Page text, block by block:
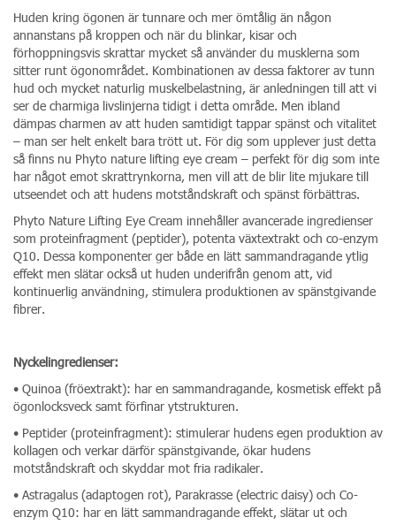
Huden kring ögonen är tunnare och mer ömtålig än någon
annanstans på kroppen och när du blinkar, kisar och
förhoppningsvis skrattar mycket så använder du musklerna som
sitter runt ögonområdet. Kombinationen av dessa faktorer av tunn
hud och mycket naturlig muskelbelastning, är anledningen till att vi
ser de charmiga livslinjerna tidigt i detta område. Men ibland
dämpas charmen av att huden samtidigt tappar spänst och vitalitet
– man ser helt enkelt bara trött ut. För dig som upplever just detta
så finns nu Phyto nature lifting eye cream – perfekt för dig som inte
har något emot skrattrynkorna, men vill att de blir lite mjukare till
utseendet och att hudens motståndskraft och spänst förbättras.
Phyto Nature Lifting Eye Cream innehåller avancerade ingredienser
som proteinfragment (peptider), potenta växtextrakt och co-enzym
Q10. Dessa komponenter ger både en lätt sammandragande ytlig
effekt men slätar också ut huden underifrån genom att, vid
kontinuerlig användning, stimulera produktionen av spänstgivande
fibrer.
Nyckelingredienser:
• Quinoa (fröextrakt): har en sammandragande, kosmetisk effekt på
ögonlocksveck samt förfinar ytstrukturen.
• Peptider (proteinfragment): stimulerar hudens egen produktion av
kollagen och verkar därför spänstgivande, ökar hudens
motståndskraft och skyddar mot fria radikaler.
• Astragalus (adaptogen rot), Parakrasse (electric daisy) och Co-
enzym Q10: har en lätt sammandragande effekt, slätar ut och